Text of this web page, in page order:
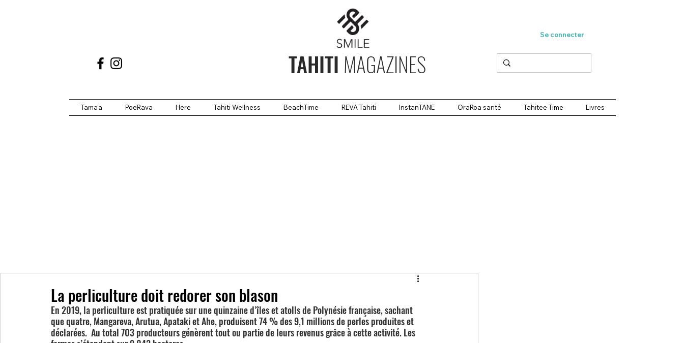
TAHITI MAGAZINES
Se connecter
Tama'a PoeRava Here Tahiti Wellness BeachTime REVA Tahiti InstanTANE OraRoa santé Tahitee Time Livres
La perliculture doit redorer son blason
En 2019, la perliculture est pratiquée sur une quinzaine d’îles et atolls de Polynésie française, sachant
que quatre, Mangareva, Arutua, Apataki et Ahe, produisent 74 % des 9,1 millions de perles produites et
déclarées.  Au total 703 producteurs génèrent tout ou partie de leurs revenus grâce à cette activité. Les